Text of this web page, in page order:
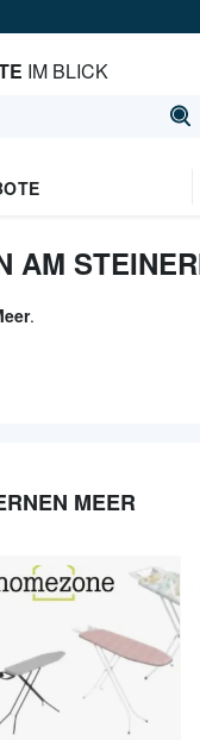
IM BLICK
AM
.
MEER